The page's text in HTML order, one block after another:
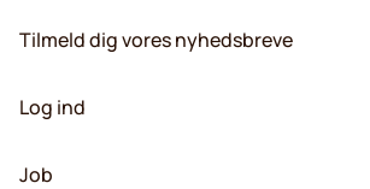
Tilmeld dig vores nyhedsbreve
Log ind
Job